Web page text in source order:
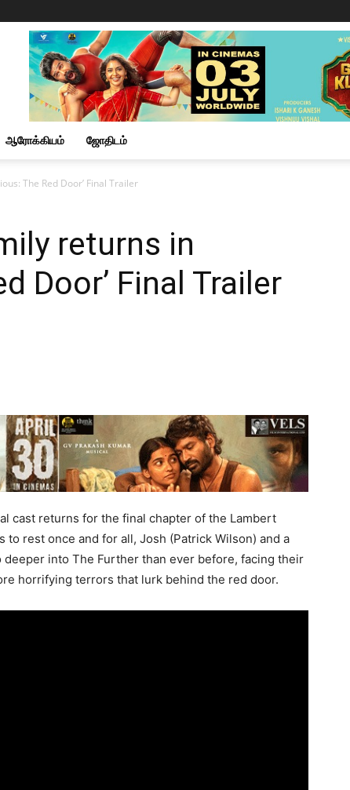
ஆரோக்கியம் ஜோதிடம்
The Red Door’ Final Trailer
returns in
Door’ Final Trailer
cast returns for the final chapter of the Lambert
to rest once and for all, Josh (Patrick Wilson) and a
into The Further than ever before, facing their
horrifying terrors that lurk behind the red door.